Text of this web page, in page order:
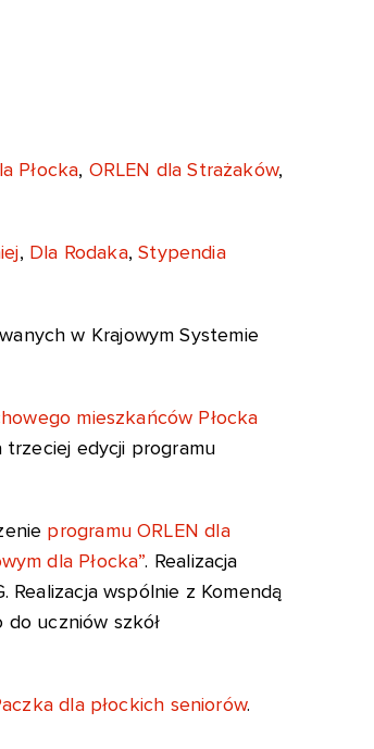
Płocka, ORLEN dla Strażaków,
, Dla Rodaka,Stypendia
w Krajowym Systemie
mieszkańców Płocka
trzeciej edycji programu
programu ORLEN dla
dla Płocka”. Realizacja
Realizacja wspólnie z Komendą
uczniów szkół
dla płockich seniorów.